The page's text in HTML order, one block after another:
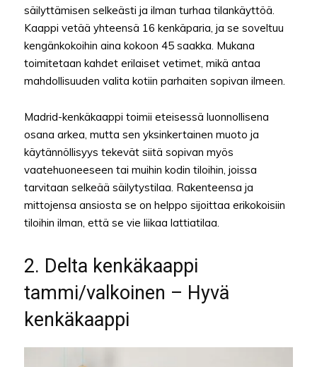
säilyttämisen selkeästi ja ilman turhaa tilankäyttöä.
Kaappi vetää yhteensä 16 kenkäparia, ja se soveltuu
kengänkokoihin aina kokoon 45 saakka. Mukana
toimitetaan kahdet erilaiset vetimet, mikä antaa
mahdollisuuden valita kotiin parhaiten sopivan ilmeen.
Madrid-kenkäkaappi toimii eteisessä luonnollisena
osana arkea, mutta sen yksinkertainen muoto ja
käytännöllisyys tekevät siitä sopivan myös
vaatehuoneeseen tai muihin kodin tiloihin, joissa
tarvitaan selkeää säilytystilaa. Rakenteensa ja
mittojensa ansiosta se on helppo sijoittaa erikokoisiin
tiloihin ilman, että se vie liikaa lattiatilaa.
2. Delta kenkäkaappi
tammi/valkoinen – Hyvä
kenkäkaappi